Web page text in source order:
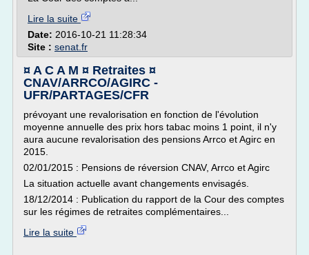
Lire la suite
Date: 2016-10-21 11:28:34
Site : senat.fr
¤ A C A M ¤ Retraites ¤
CNAV/ARRCO/AGIRC -
UFR/PARTAGES/CFR
prévoyant une revalorisation en fonction de l'évolution
moyenne annuelle des prix hors tabac moins 1 point, il n'y
aura aucune revalorisation des pensions Arrco et Agirc en
2015.
02/01/2015 : Pensions de réversion CNAV, Arrco et Agirc
La situation actuelle avant changements envisagés.
18/12/2014 : Publication du rapport de la Cour des comptes
sur les régimes de retraites complémentaires...
Lire la suite